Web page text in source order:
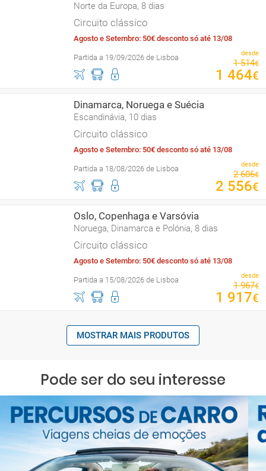
Norte da Europa, 8 dias
Circuito clássico
Agosto e Setembro: 50€ desconto só até 13/08
Partida a 19/09/2026 de Lisboa desde
1 514€
1 464€
Dinamarca, Noruega e Suécia
Escandinávia, 10 dias
Circuito clássico
Agosto e Setembro: 50€ desconto só até 13/08
Partida a 18/08/2026 de Lisboa desde
2 606€
2 556€
Oslo, Copenhaga e Varsóvia
Noruega, Dinamarca e Polónia, 8 dias
Circuito clássico
Agosto e Setembro: 50€ desconto só até 13/08
Partida a 15/08/2026 de Lisboa desde
1 967€
1 917€
MOSTRAR MAIS PRODUTOS
Pode ser do seu interesse